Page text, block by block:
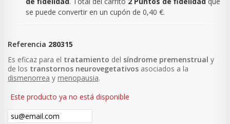
se puede convertir en un cupón de 0,40 €.
Referencia 280315
Es eficaz para el tratamiento del síndrome premenstrual y
de los transtornos neurovegetativos asociados a la
dismenorrea y menopausia.
Este producto ya no está disponible